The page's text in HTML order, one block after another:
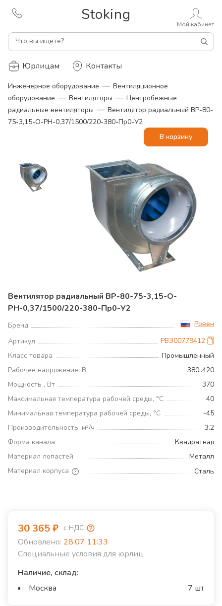
Stoking
Что вы ищете?
Мой кабинет
Юрлицам Контакты
Инженерное оборудование — Вентиляционное
оборудование — Вентиляторы — Центробежные
радиальные вентиляторы — Вентилятор радиальный ВР-80-
75-3,15-О-РН-0,37/1500/220-380-Пр0-У2
Вентилятор радиальный ВР-80-75-3,15-О-
РН-0,37/1500/220-380-Пр0-У2
Бренд
Ровен
Артикул
РВЗ00779412
Класс товара
Промышленный
Рабочее напряжение, В
380..420
Мощность , Вт
370
Максимальная температура рабочей среды, °С
40
Минимальная температура рабочей среды, °С
-45
Производительность, м³/ч
3.2
Форма канала
Квадратная
Материал лопастей
Металл
Материал корпуса
Сталь
30 365₽ с НДС
Обновлено: 28.07 11:33
Специальные условия для юрлиц
Наличие, склад:
Москва
7 шт
В корзину